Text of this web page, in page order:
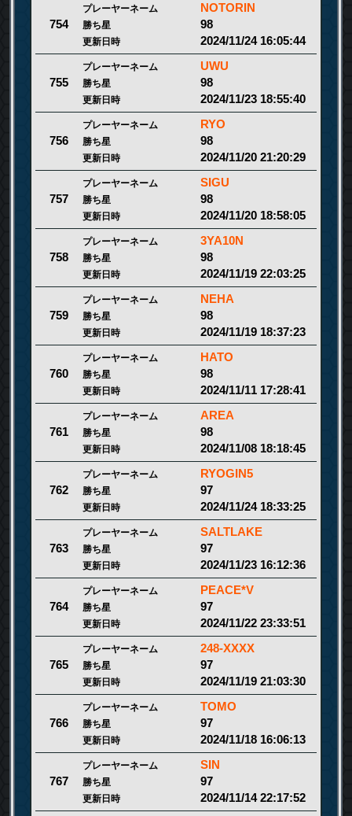
754
プレーヤーネーム NOTORIN
勝ち星 98
更新日時 2024/11/24 16:05:44
755
プレーヤーネーム UWU
勝ち星 98
更新日時 2024/11/23 18:55:40
756
プレーヤーネーム RYO
勝ち星 98
更新日時 2024/11/20 21:20:29
757
プレーヤーネーム SIGU
勝ち星 98
更新日時 2024/11/20 18:58:05
758
プレーヤーネーム 3YA10N
勝ち星 98
更新日時 2024/11/19 22:03:25
759
プレーヤーネーム NEHA
勝ち星 98
更新日時 2024/11/19 18:37:23
760
プレーヤーネーム HATO
勝ち星 98
更新日時 2024/11/11 17:28:41
761
プレーヤーネーム AREA
勝ち星 98
更新日時 2024/11/08 18:18:45
762
プレーヤーネーム RYOGIN5
勝ち星 97
更新日時 2024/11/24 18:33:25
763
プレーヤーネーム SALTLAKE
勝ち星 97
更新日時 2024/11/23 16:12:36
764
プレーヤーネーム PEACE*V
勝ち星 97
更新日時 2024/11/22 23:33:51
765
プレーヤーネーム 248-XXXX
勝ち星 97
更新日時 2024/11/19 21:03:30
766
プレーヤーネーム TOMO
勝ち星 97
更新日時 2024/11/18 16:06:13
767
プレーヤーネーム SIN
勝ち星 97
更新日時 2024/11/14 22:17:52